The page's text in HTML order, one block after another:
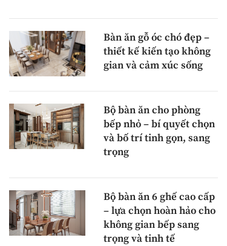
Bàn ăn gỗ óc chó đẹp –
thiết kế kiến tạo không
gian và cảm xúc sống
Bộ bàn ăn cho phòng
bếp nhỏ – bí quyết chọn
và bố trí tinh gọn, sang
trọng
Bộ bàn ăn 6 ghế cao cấp
– lựa chọn hoàn hảo cho
không gian bếp sang
trọng và tinh tế